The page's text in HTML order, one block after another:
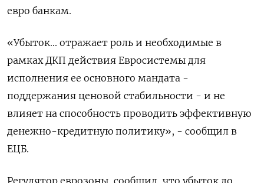
евро банкам.
«Убыток... отражает роль и необходимые в
рамках ДКП действия Евросистемы для
исполнения ее основного мандата -
поддержания ценовой стабильности - и не
влияет на способность проводить эффективную
денежно-кредитную политику», - сообщил в
ЕЦБ.